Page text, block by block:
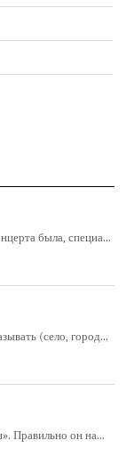
была, специа...
(село, город...
Правильно он на...